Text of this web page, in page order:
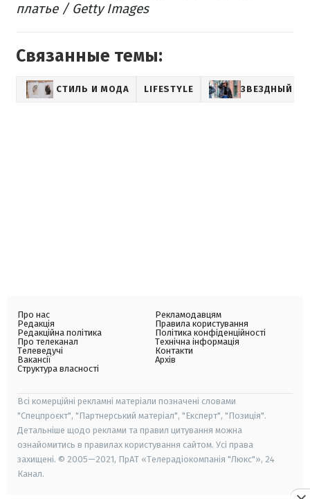
платье / Getty Images
Связанные темы:
СТИЛЬ И МОДА LIFESTYLE ЗВЕЗДНЫЙ
Про нас
Редакція
Редакційна політика
Про телеканал
Телеведучі
Вакансії
Структура власності
Рекламодавцям
Правила користування
Політика конфіденційності
Технічна інформація
Контакти
Архів
Всі комерційні рекламні матеріали позначені словами
"Спецпроєкт", "Партнерський матеріал", "Експерт", "Позиція".
Детальніше щодо реклами та правил цитування можна
ознайомитись в правилах користування сайтом. Усі права
захищені. © 2005—2021, ПрАТ «Телерадіокомпанія "Люкс"», 24
Канал.